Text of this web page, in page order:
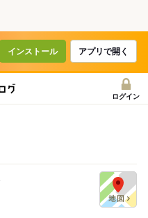
インストール アプリで開く
ログイン